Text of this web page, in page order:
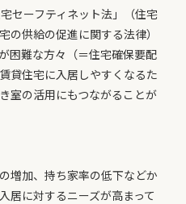
セーフティネット法」（住宅
の供給の促進に関する法律）
困難な方々（＝住宅確保要配
貸住宅に入居しやすくなるた
室の活用にもつながることが
増加、持ち家率の低下などか
居に対するニーズが高まって